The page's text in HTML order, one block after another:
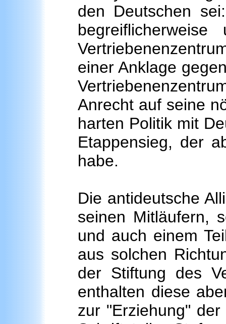
den Deutschen
einer Anklage
Anrecht auf seine
harten Politik mit
Etappensieg, der
habe.
Die antideutsche
seinen Mitläufern,
und auch einem
aus solchen
der Stiftung des
enthalten diese
zur "Erziehung"